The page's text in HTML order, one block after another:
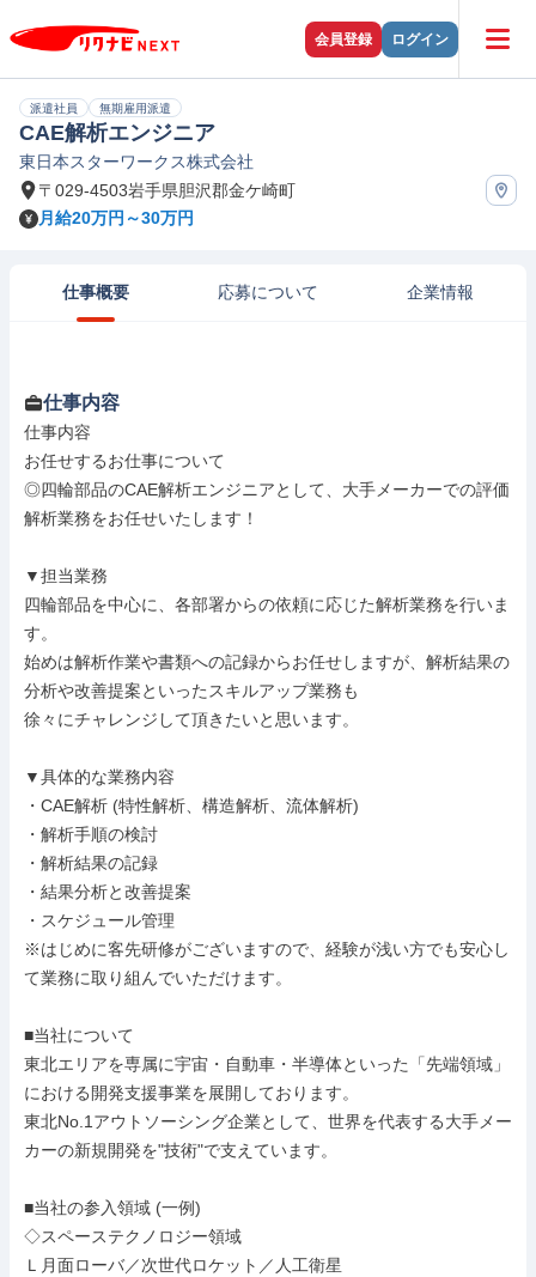
会員登録 ログイン
派遣社員 無期雇用派遣
CAE解析エンジニア
東日本スターワークス株式会社
〒029-4503岩手県胆沢郡金ケ崎町
月給20万円～30万円
仕事概要 応募について 企業情報
仕事内容
仕事内容
お任せするお仕事について
◎四輪部品のCAE解析エンジニアとして、大手メーカーでの評価
解析業務をお任せいたします！
▼担当業務
四輪部品を中心に、各部署からの依頼に応じた解析業務を行いま
す。
始めは解析作業や書類への記録からお任せしますが、解析結果の
分析や改善提案といったスキルアップ業務も
徐々にチャレンジして頂きたいと思います。
▼具体的な業務内容
・CAE解析 (特性解析、構造解析、流体解析)
・解析手順の検討
・解析結果の記録
・結果分析と改善提案
・スケジュール管理
※はじめに客先研修がございますので、経験が浅い方でも安心し
て業務に取り組んでいただけます。
■当社について
東北エリアを専属に宇宙・自動車・半導体といった「先端領域」
における開発支援事業を展開しております。
東北No.1アウトソーシング企業として、世界を代表する大手メー
カーの新規開発を"技術"で支えています。
■当社の参入領域 (一例)
◇スペーステクノロジー領域
Ｌ月面ローバ／次世代ロケット／人工衛星